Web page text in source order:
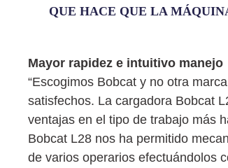
QUE HACE QUE LA
Mayor rapidez e intuitivo manejo
“Escogimos Bobcat y no otra
satisfechos. La cargadora Bobcat
ventajas en el tipo de trabajo más
Bobcat L28 nos ha permitido
de varios operarios efectuándolos